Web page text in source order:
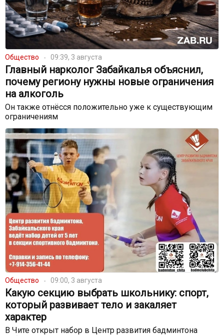
Общество 09:39, 3 августа
Главный нарколог Забайкалья объяснил,
почему региону нужны новые ограничения
на алкоголь
Он также отнёсся положительно уже к существующим
ограничениям
Общество 09:00, 3 августа
Какую секцию выбрать школьнику: спорт,
который развивает тело и закаляет
характер
В Чите открыт набор в Центр развития бадминтона